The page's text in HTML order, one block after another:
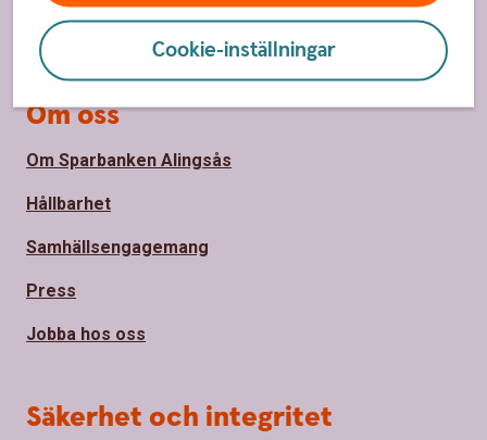
Cookie-inställningar
Priser, räntor och kurser
Om oss
Om Sparbanken Alingsås
Hållbarhet
Samhällsengagemang
Press
Jobba hos oss
Säkerhet och integritet